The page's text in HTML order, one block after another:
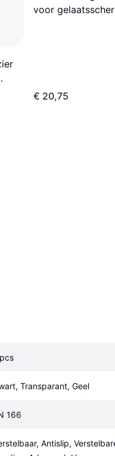
voor
€ 20,75
Transparant, Geel
166
Antislip,